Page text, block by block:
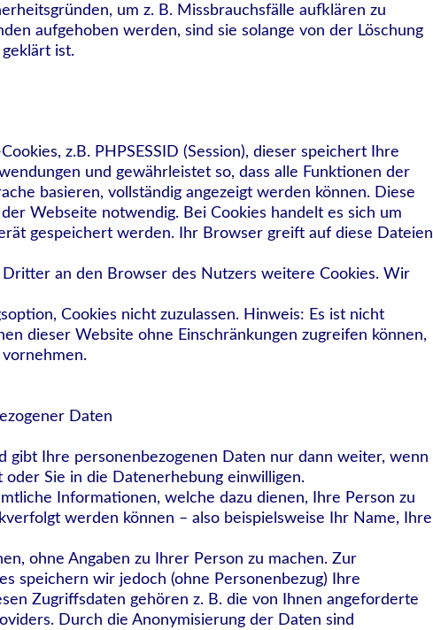
um z. B. Missbrauchsfälle aufklären zu
aufgehoben werden, sind sie solange von der Löschung
ist.
z.B. PHPSESSID (Session), dieser speichert Ihre
und gewährleistet so, dass alle Funktionen der
basieren, vollständig angezeigt werden können. Diese
Webseite notwendig. Bei Cookies handelt es sich um
gespeichert werden. Ihr Browser greift auf diese Dateien
an den Browser des Nutzers weitere Cookies. Wir
Cookies nicht zuzulassen. Hinweis: Es ist nicht
dieser Website ohne Einschränkungen zugreifen können,
Daten
Ihre personenbezogenen Daten nur dann weiter, wenn
Sie in die Datenerhebung einwilligen.
Informationen, welche dazu dienen, Ihre Person zu
werden können – also beispielsweise Ihr Name, Ihre
ohne Angaben zu Ihrer Person zu machen. Zur
speichern wir jedoch (ohne Personenbezug) Ihre
Zugriffsdaten gehören z. B. die von Ihnen angeforderte
Durch die Anonymisierung der Daten sind